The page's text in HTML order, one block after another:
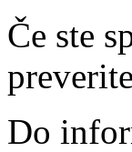
Če ste
Do